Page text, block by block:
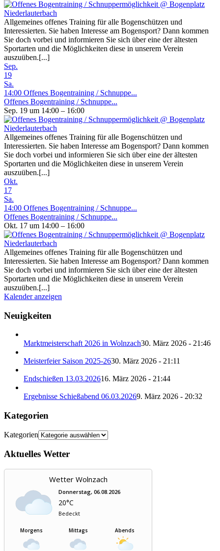
Allgemeines offenes Training für alle Bogenschützen und
Interessierten. Sie haben Interesse am Bogensport? Dann kommen
Sie doch vorbei und informieren Sie sich über eine der ältesten
Sportarten und die Möglichkeiten diese in unserem Verein
auszuüben.[...]
Sep.
19
Sa.
14:00 Offenes Bogentraining / Schnuppe...
Offenes Bogentraining / Schnuppe...
Sep. 19 um 14:00 – 16:00
Allgemeines offenes Training für alle Bogenschützen und
Interessierten. Sie haben Interesse am Bogensport? Dann kommen
Sie doch vorbei und informieren Sie sich über eine der ältesten
Sportarten und die Möglichkeiten diese in unserem Verein
auszuüben.[...]
Okt.
17
Sa.
14:00 Offenes Bogentraining / Schnuppe...
Offenes Bogentraining / Schnuppe...
Okt. 17 um 14:00 – 16:00
Allgemeines offenes Training für alle Bogenschützen und
Interessierten. Sie haben Interesse am Bogensport? Dann kommen
Sie doch vorbei und informieren Sie sich über eine der ältesten
Sportarten und die Möglichkeiten diese in unserem Verein
auszuüben.[...]
Kalender anzeigen
Neuigkeiten
Marktmeisterschaft 2026 in Wolnzach30. März 2026 - 21:46
Meisterfeier Saison 2025-2630. März 2026 - 21:11
Endschießen 13.03.202616. März 2026 - 21:44
Ergebnisse Schießabend 06.03.20269. März 2026 - 20:32
Kategorien
Kategorien
Aktuelles Wetter
Wetter Wolnzach
Donnerstag, 06.08.2026
20°C
Bedeckt
Morgens Mittags Abends